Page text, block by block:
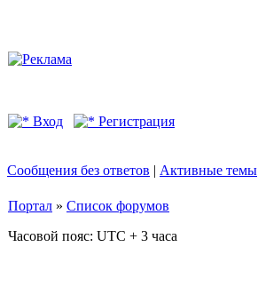
Вход Регистрация
Сообщения без ответов | Активные темы
Портал » Список форумов
Часовой пояс: UTC + 3 часа